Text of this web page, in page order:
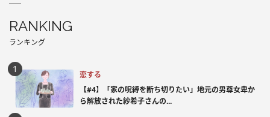
RANKING
ランキング
恋する
【#4】「家の呪縛を断ち切りたい」地元の男尊女卑か
ら解放された紗希子さんの...